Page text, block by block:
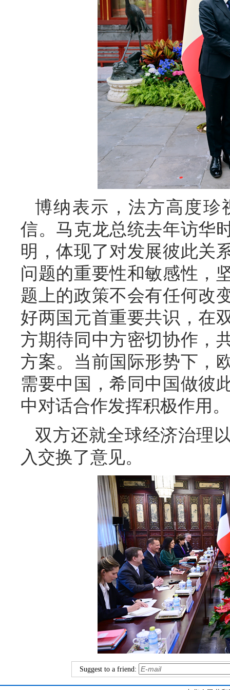
博纳表示，法方高度珍
信。马克龙总统去年访华
明，体现了对发展彼此关
问题的重要性和敏感性，
题上的政策不会有任何改
好两国元首重要共识，在
方期待同中方密切协作，
方案。当前国际形势下，
需要中国，希同中国做彼
中对话合作发挥积极作用。
双方还就全球经济治理
入交换了意见。
Suggest to a friend: